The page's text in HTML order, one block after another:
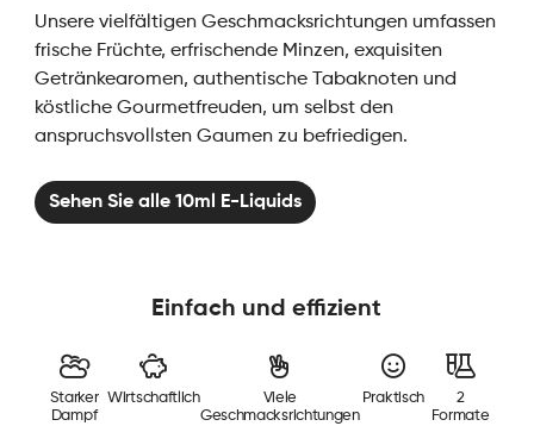
Unsere vielfältigen Geschmacksrichtungen umfassen
frische Früchte, erfrischende Minzen, exquisiten
Getränkearomen, authentische Tabaknoten und
köstliche Gourmetfreuden, um selbst den
anspruchsvollsten Gaumen zu befriedigen.
Sehen Sie alle 10ml E-Liquids
Einfach und effizient
Starker
Dampf
Wirtschaftlich
Viele
Geschmacksrichtungen
Praktisch
2
Formate